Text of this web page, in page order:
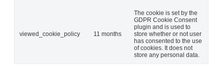
viewed_cookie_policy 11 months
The cookie is set by the
GDPR Cookie Consent
plugin and is used to
store whether or not user
has consented to the use
of cookies. It does not
store any personal data.